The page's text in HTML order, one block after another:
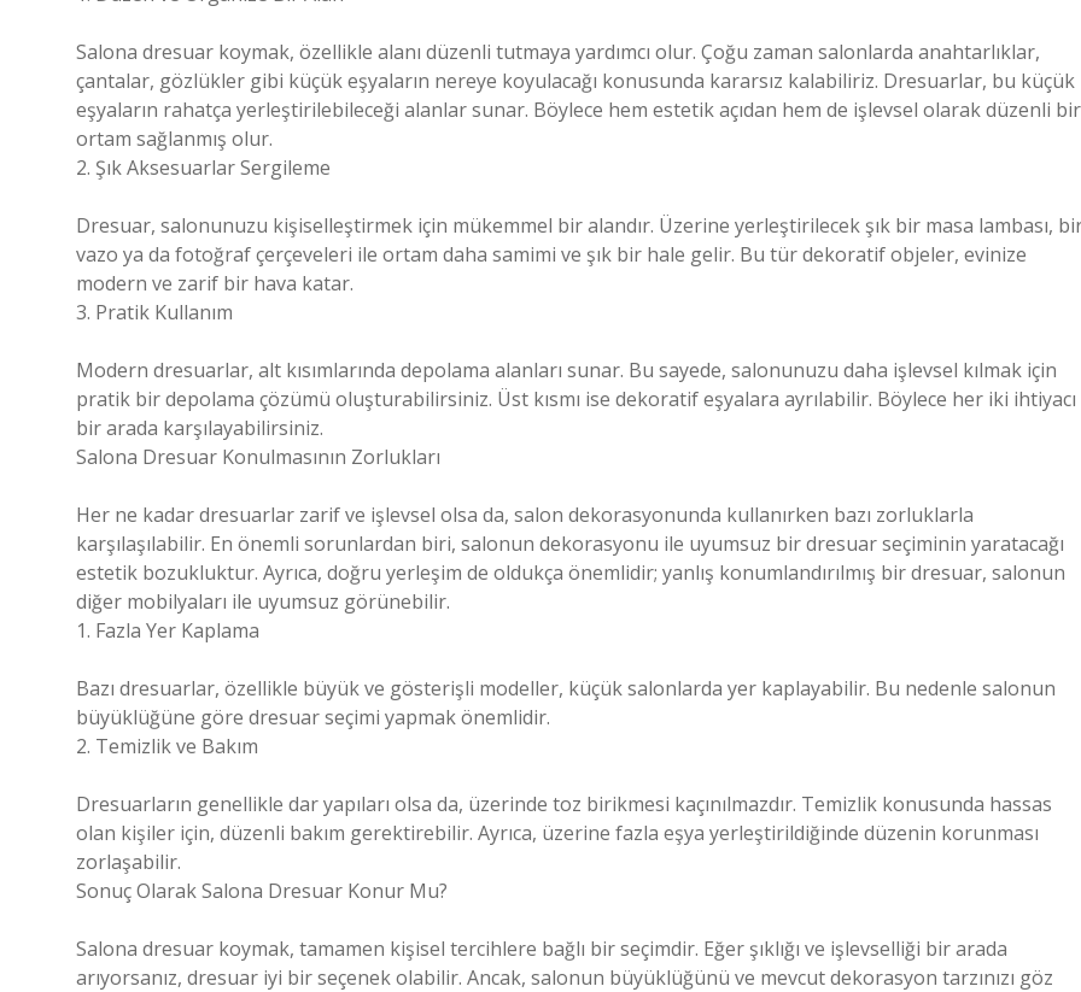
Salona dresuar koymak, özellikle alanı düzenli tutmaya yardımcı olur. Çoğu zaman salonlarda anahtarlıklar,
çantalar, gözlükler gibi küçük eşyaların nereye koyulacağı konusunda kararsız kalabiliriz. Dresuarlar, bu küçük
eşyaların rahatça yerleştirilebileceği alanlar sunar. Böylece hem estetik açıdan hem de işlevsel olarak düzenli bir
ortam sağlanmış olur.
2. Şık Aksesuarlar Sergileme
Dresuar, salonunuzu kişiselleştirmek için mükemmel bir alandır. Üzerine yerleştirilecek şık bir masa lambası,
vazo ya da fotoğraf çerçeveleri ile ortam daha samimi ve şık bir hale gelir. Bu tür dekoratif objeler, evinize
modern ve zarif bir hava katar.
3. Pratik Kullanım
Modern dresuarlar, alt kısımlarında depolama alanları sunar. Bu sayede, salonunuzu daha işlevsel kılmak için
pratik bir depolama çözümü oluşturabilirsiniz. Üst kısmı ise dekoratif eşyalara ayrılabilir. Böylece her iki ihtiyacı
bir arada karşılayabilirsiniz.
Salona Dresuar Konulmasının Zorlukları
Her ne kadar dresuarlar zarif ve işlevsel olsa da, salon dekorasyonunda kullanırken bazı zorluklarla
karşılaşılabilir. En önemli sorunlardan biri, salonun dekorasyonu ile uyumsuz bir dresuar seçiminin yaratacağı
estetik bozukluktur. Ayrıca, doğru yerleşim de oldukça önemlidir; yanlış konumlandırılmış bir dresuar, salonun
diğer mobilyaları ile uyumsuz görünebilir.
1. Fazla Yer Kaplama
Bazı dresuarlar, özellikle büyük ve gösterişli modeller, küçük salonlarda yer kaplayabilir. Bu nedenle salonun
büyüklüğüne göre dresuar seçimi yapmak önemlidir.
2. Temizlik ve Bakım
Dresuarların genellikle dar yapıları olsa da, üzerinde toz birikmesi kaçınılmazdır. Temizlik konusunda hassas
olan kişiler için, düzenli bakım gerektirebilir. Ayrıca, üzerine fazla eşya yerleştirildiğinde düzenin korunması
zorlaşabilir.
Sonuç Olarak Salona Dresuar Konur Mu?
Salona dresuar koymak, tamamen kişisel tercihlere bağlı bir seçimdir. Eğer şıklığı ve işlevselliği bir arada
arıyorsanız, dresuar iyi bir seçenek olabilir. Ancak, salonun büyüklüğünü ve mevcut dekorasyon tarzınızı göz